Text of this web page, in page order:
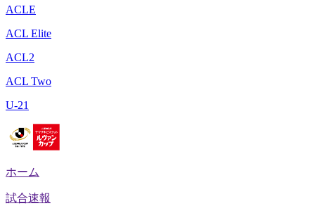
ACLE
ACL Elite
ACL2
ACL Two
U-21
ホーム
試合速報